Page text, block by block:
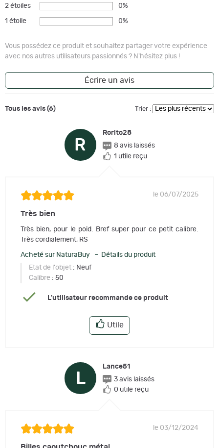
2 étoiles 0%
1 étoile 0%
Vous possédez ce produit et souhaitez partager votre expérience
avec nos autres utilisateurs passionnés ? N'hésitez plus !
Écrire un avis
Tous les avis (6) Trier :
R
Rorito28
8 avis laissés
1 utile reçu
le 06/07/2025
Très bien
Très bien, pour le poid. Bref super pour ce petit calibre.
Très cordialement, RS
Acheté sur NaturaBuy – Détails du produit
Etat de l'objet : Neuf
Calibre : 50
L'utilisateur recommande ce produit
Utile
L
Lance51
3 avis laissés
0 utile reçu
le 03/12/2024